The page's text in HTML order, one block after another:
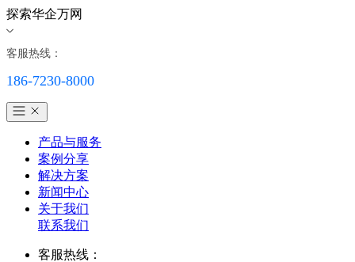
探索华企万网
客服热线：
186-7230-8000
产品与服务
案例分享
解决方案
新闻中心
关于我们
联系我们
客服热线：